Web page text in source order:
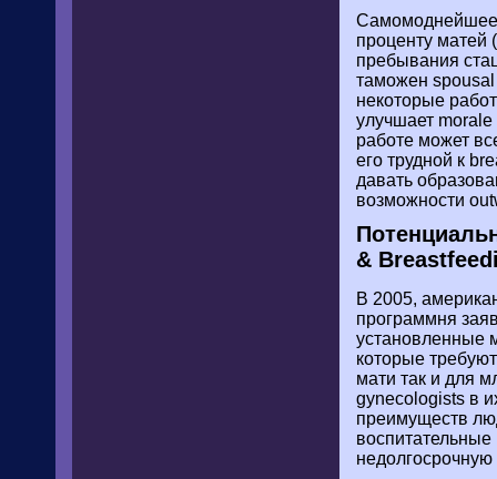
Самомоднейшее
проценту матей
пребывания
таможен spousal
некоторые
улучшает morale
работе может
его трудной к
давать
возможности
&
В 2005,
программня
установленные
которые
мати так и для
gynecologists в
преимуществ